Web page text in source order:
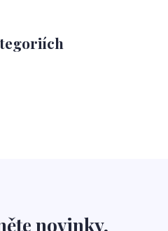
novinky,